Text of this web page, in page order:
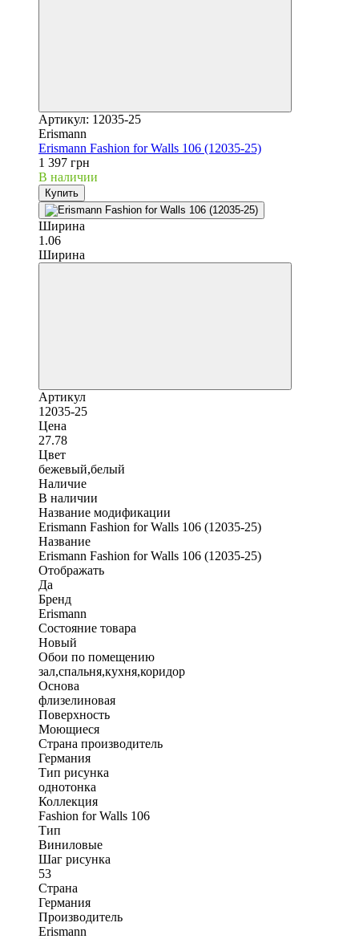
Артикул: 12035-25
Erismann
Erismann Fashion for Walls 106 (12035-25)
1 397 грн
В наличии
Купить
Ширина
1.06
Ширина
Артикул
12035-25
Цена
27.78
Цвет
бежевый,белый
Наличие
В наличии
Название модификации
Erismann Fashion for Walls 106 (12035-25)
Название
Erismann Fashion for Walls 106 (12035-25)
Отображать
Да
Бренд
Erismann
Состояние товара
Новый
Обои по помещению
зал,спальня,кухня,коридор
Основа
флизелиновая
Поверхность
Моющиеся
Страна производитель
Германия
Тип рисунка
однотонка
Коллекция
Fashion for Walls 106
Тип
Виниловые
Шаг рисунка
53
Страна
Германия
Производитель
Erismann